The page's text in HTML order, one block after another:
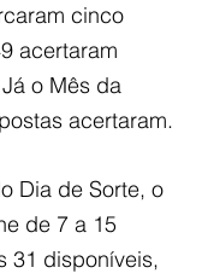
cinco
acertaram
o Mês da
acertaram.
Dia de Sorte, o
de 7 a 15
31 disponíveis,